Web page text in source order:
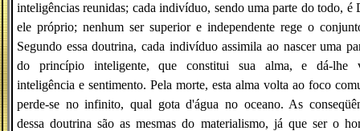
inteligências reunidas; cada indivíduo, sendo uma parte do todo, é
ele próprio; nenhum ser superior e independente rege o
Segundo essa doutrina, cada indivíduo assimila ao nascer uma
do princípio inteligente, que constitui sua alma, e dá-lhe
inteligência e sentimento. Pela morte, esta alma volta ao foco
perde-se no infinito, qual gota d'água no oceano. As
dessa doutrina são as mesmas do materialismo, já que ser o